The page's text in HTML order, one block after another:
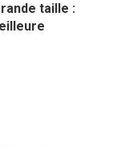
taille :